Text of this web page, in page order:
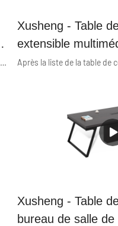
Fabriquée par un artisanat compétitif et produite par des équipements de haute technologie, la nouvelle table de conférence grise à extension simple de type New Wholesale New pour 4 personnes remporte davantage de faveurs auprès des clients. Et le meilleur matériau est propice à ses performances supérieures.
Xusheng - Table
extensible
en MDF 8 places
Xusheng - Table
bureau de salle de